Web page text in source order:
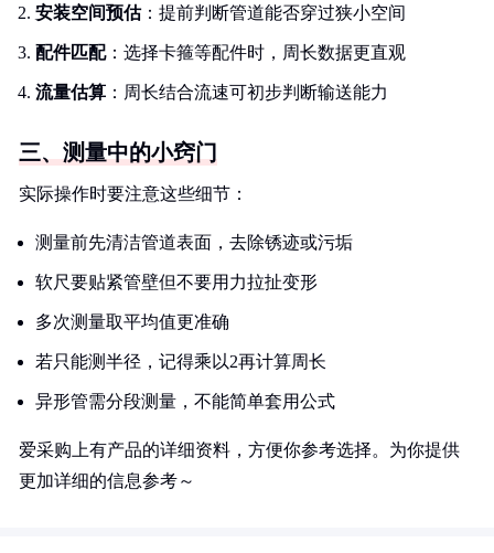
安装空间预估：提前判断管道能否穿过狭小空间
配件匹配：选择卡箍等配件时，周长数据更直观
流量估算 ：周长结合流速可初步判断输送能力
三、测量中的小窍门
实际操作时要注意这些细节：
测量前先清洁管道表面，去除锈迹或污垢
软尺要贴紧管壁但不要用力拉扯变形
多次测量取平均值更准确
若只能测半径，记得乘以2再计算周长
异形管需分段测量，不能简单套用公式
爱采购上有产品的详细资料，方便你参考选择。为你提供
更加详细的信息参考～